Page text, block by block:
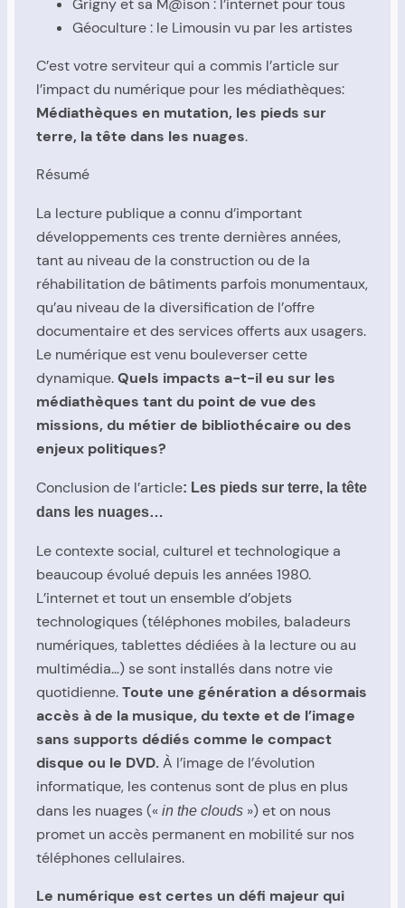
Géoculture : le Limousin vu par les artistes
C’est votre serviteur qui a commis l’article sur
l’impact du numérique pour les médiathèques:
Médiathèques en mutation, les pieds sur
terre, la tête dans les nuages.
Résumé
La lecture publique a connu d’important
développements ces trente dernières années,
tant au niveau de la construction ou de la
réhabilitation de bâtiments parfois monumentaux,
qu’au niveau de la diversification de l’offre
documentaire et des services offerts aux usagers.
Le numérique est venu bouleverser cette
dynamique.Quels impacts a-t-il eu sur les
médiathèques tant du point de vue des
missions, du métier de bibliothécaire ou des
enjeux politiques?
Conclusion de l’article: Les pieds sur terre, la tête
dans les nuages…
Le contexte social, culturel et technologique a
beaucoup évolué depuis les années 1980.
L’internet et tout un ensemble d’objets
technologiques (téléphones mobiles, baladeurs
numériques, tablettes dédiées à la lecture ou au
multimédia…) se sont installés dans notre vie
quotidienne.Toute une génération a désormais
accès à de la musique, du texte et de l’image
sans supports dédiés comme le compact
disque ou le DVD.À l’image de l’évolution
informatique, les contenus sont de plus en plus
dans les nuages (« in the clouds ») et on nous
promet un accès permanent en mobilité sur nos
téléphones cellulaires.
Le numérique est certes un défi majeur qui